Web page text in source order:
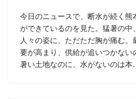
今日のニュースで、断水が続く熊
ができているのを見た。猛暑の中
人々の姿に、ただただ胸が痛む。
要が高まり、供給が追いつかない
暑い土地なのに、水がないのは